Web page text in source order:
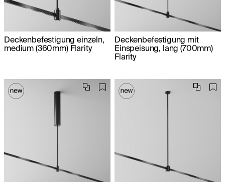
Deckenbefestigung einzeln,
medium (360mm) Flarity
Deckenbefestigung mit
Einspeisung, lang (700mm)
Flarity